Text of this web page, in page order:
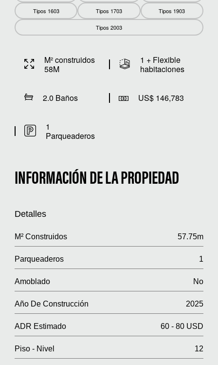
Tipos 1603 Tipos 1703 Tipos 1903
Tipos 2003
M² construidos
58M
1 + Flexible
habitaciones
2.0 Baños US$ 146,783
1
Parqueaderos
INFORMACIÓN DE LA PROPIEDAD
Detalles
M² Construidos 57.75m
Parqueaderos 1
Amoblado No
Año De Construcción 2025
ADR Estimado 60 - 80 USD
Piso - Nivel 12